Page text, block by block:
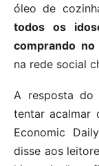
óleo de
todos os
comprando
na rede social
A resposta do
tentar acalmar
Economic
disse aos